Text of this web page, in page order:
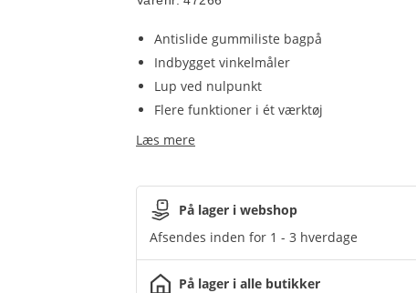
Antislide gummiliste bagpå
Indbygget vinkelmåler
Lup ved nulpunkt
Flere funktioner i ét værktøj
Læs mere
På lager i webshop
Afsendes inden for 1 - 3 hverdage
På lager i alle butikker